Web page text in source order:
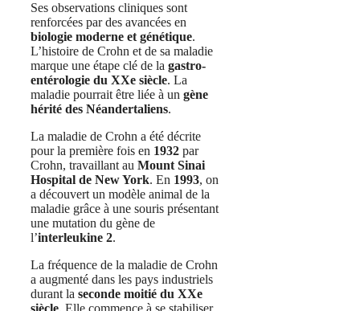
Ses observations cliniques sont
renforcées par des avancées en
biologie moderne et génétique.
L’histoire de Crohn et de sa maladie
marque une étape clé de la gastro-
entérologie du XXe siècle. La
maladie pourrait être liée à un gène
hérité des Néandertaliens.
La maladie de Crohn a été décrite
pour la première fois en 1932 par
Crohn, travaillant au Mount Sinai
Hospital de New York. En 1993, on
a découvert un modèle animal de la
maladie grâce à une souris présentant
une mutation du gène de
l’interleukine 2.
La fréquence de la maladie de Crohn
a augmenté dans les pays industriels
durant la seconde moitié du XXe